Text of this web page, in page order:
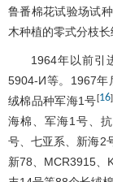
鲁番棉花试验场试
木种植的零式分枝
1964年以前引
5904-И等。1967年
绒棉品种军海1号[16]
海棉、军海1号、
号、七亚系、新海2
新78、MCR3915、